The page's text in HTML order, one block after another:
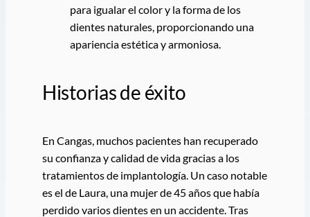
para igualar el color y la forma de los
dientes naturales, proporcionando una
apariencia estética y armoniosa.
Historias de éxito
En Cangas, muchos pacientes han recuperado
su confianza y calidad de vida gracias a los
tratamientos de implantología. Un caso notable
es el de Laura, una mujer de 45 años que había
perdido varios dientes en un accidente. Tras